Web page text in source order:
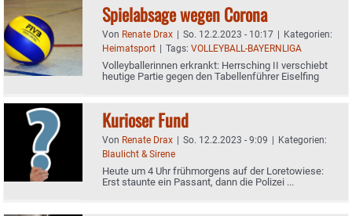
Spielabsage wegen Corona
Von Renate Drax | So. 12.2.2023 - 10:17 | Kategorien:
Heimatsport | Tags: VOLLEYBALL-BAYERNLIGA
Volleyballerinnen erkrankt: Herrsching II verschiebt
heutige Partie gegen den Tabellenführer Eiselfing
Kurioser Fund
Von Renate Drax | So. 12.2.2023 - 9:09 | Kategorien:
Blaulicht & Sirene
Heute um 4 Uhr frühmorgens auf der Loretowiese:
Erst staunte ein Passant, dann die Polizei ...